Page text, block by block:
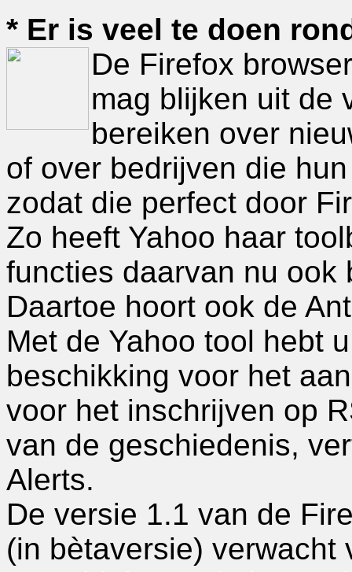
* Er is veel te doen
De Firefox
mag blijken uit de
bereiken over
of over bedrijven die
zodat die perfect door
Zo heeft Yahoo haar
functies daarvan nu ook
Daartoe hoort ook de
Met de Yahoo tool hebt
beschikking voor het
voor het inschrijven op
van de geschiedenis,
Alerts.
De versie 1.1 van de
(in bètaversie) verwacht